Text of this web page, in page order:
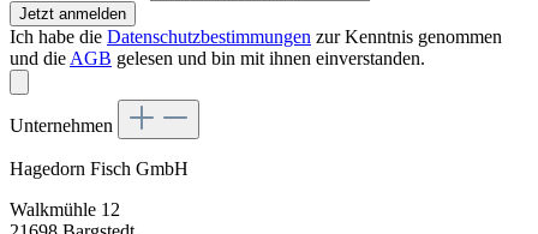
Jetzt anmelden
Ich habe die Datenschutzbestimmungen zur Kenntnis genommen
und die AGB gelesen und bin mit ihnen einverstanden.
Unternehmen
Hagedorn Fisch GmbH
Walkmühle 12